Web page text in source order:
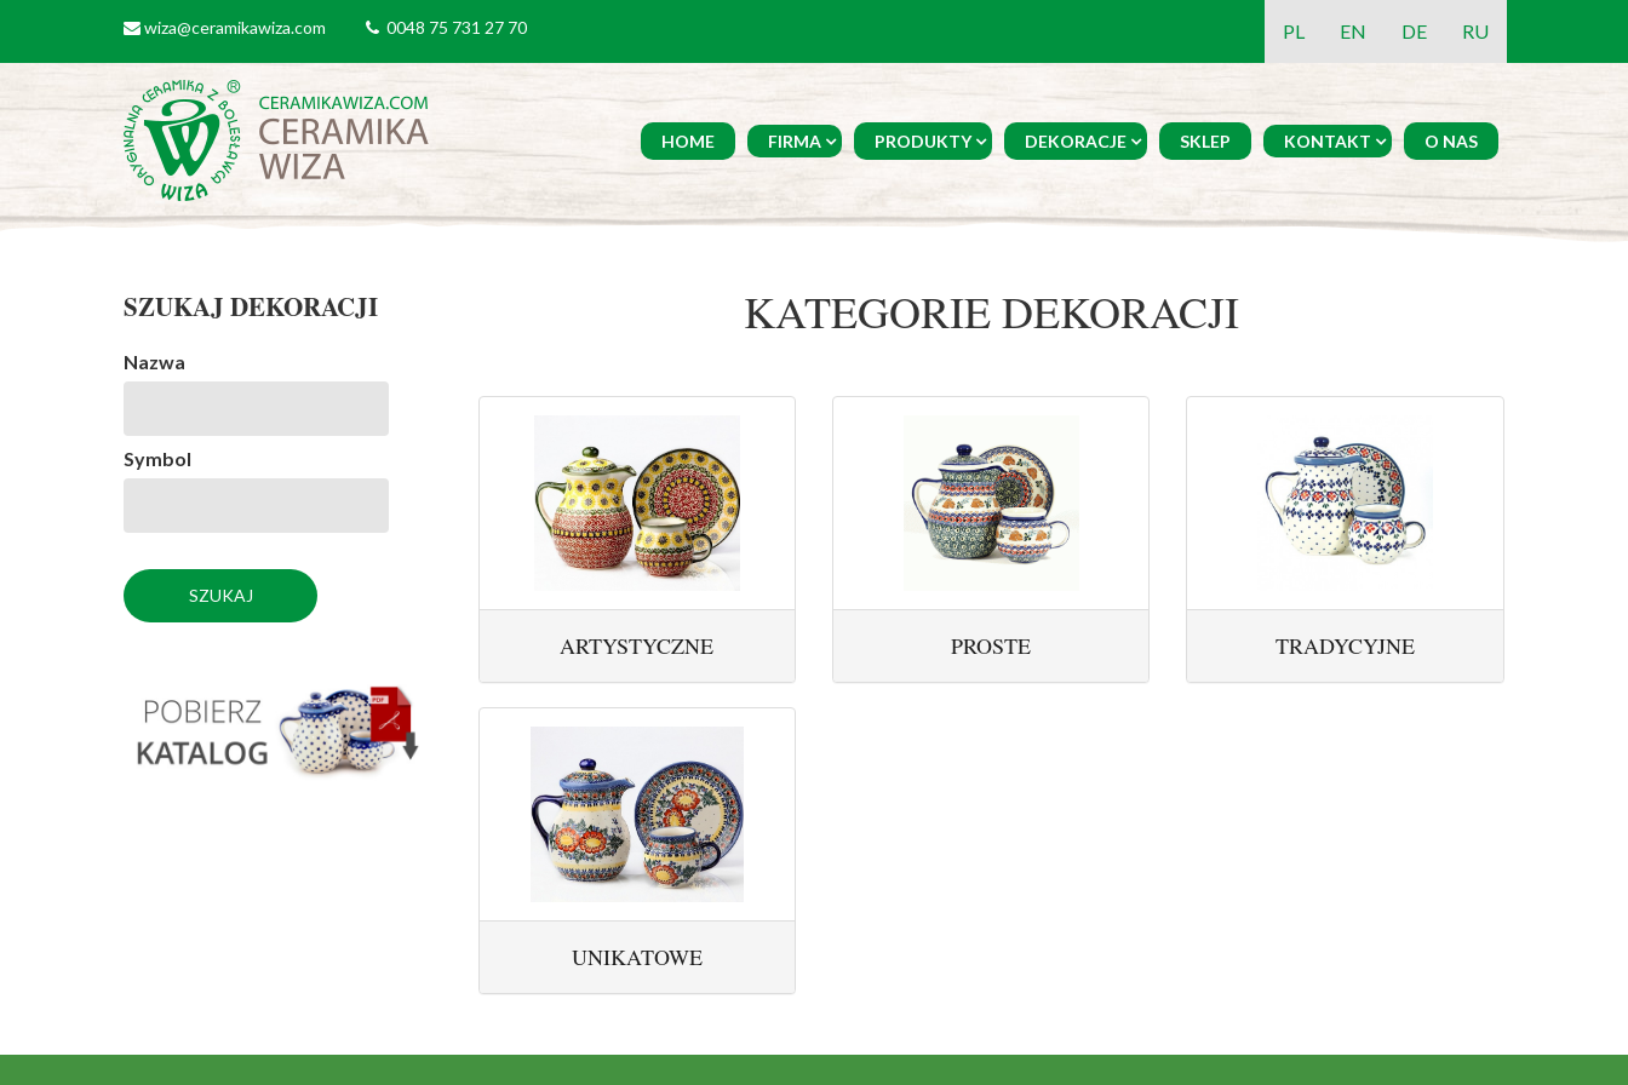
email
wiza@ceramikawiza.com tel0048 75 731 27 70 PL EN DE RU
HOME FIRMA PRODUKTY DEKORACJE SKLEP KONTAKT O NAS
SZUKAJ DEKORACJI
Nazwa
Symbol
KATEGORIE DEKORACJI
ARTYSTYCZNE PROSTE TRADYCYJNE
UNIKATOWE